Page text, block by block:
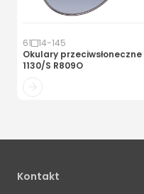
61 14-145
Okulary przeciwsłoneczne
1130/S R809O
Kontakt